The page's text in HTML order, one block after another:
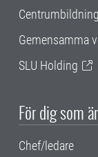
Gemensamma
SLU Holding
För dig som är
Chef/ledare